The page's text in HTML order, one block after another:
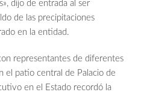
dijo de entrada al ser
de las precipitaciones
en la entidad.
representantes de diferentes
el patio central de Palacio de
en el Estado recordó la